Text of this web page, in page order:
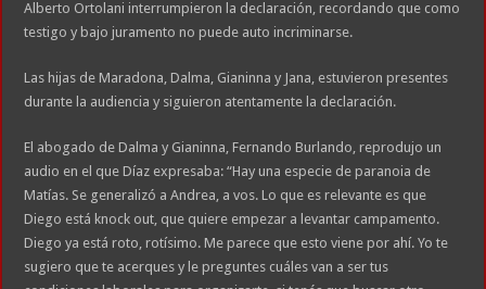
Alberto Ortolani interrumpieron la declaración, recordando que como
testigo y bajo juramento no puede auto incriminarse.
Las hijas de Maradona, Dalma, Gianinna y Jana, estuvieron presentes
durante la audiencia y siguieron atentamente la declaración.
El abogado de Dalma y Gianinna, Fernando Burlando, reprodujo un
audio en el que Díaz expresaba: “Hay una especie de paranoia de
Matías. Se generalizó a Andrea, a vos. Lo que es relevante es que
Diego está knock out, que quiere empezar a levantar campamento.
Diego ya está roto, rotísimo. Me parece que esto viene por ahí. Yo te
sugiero que te acerques y le preguntes cuáles van a ser tus